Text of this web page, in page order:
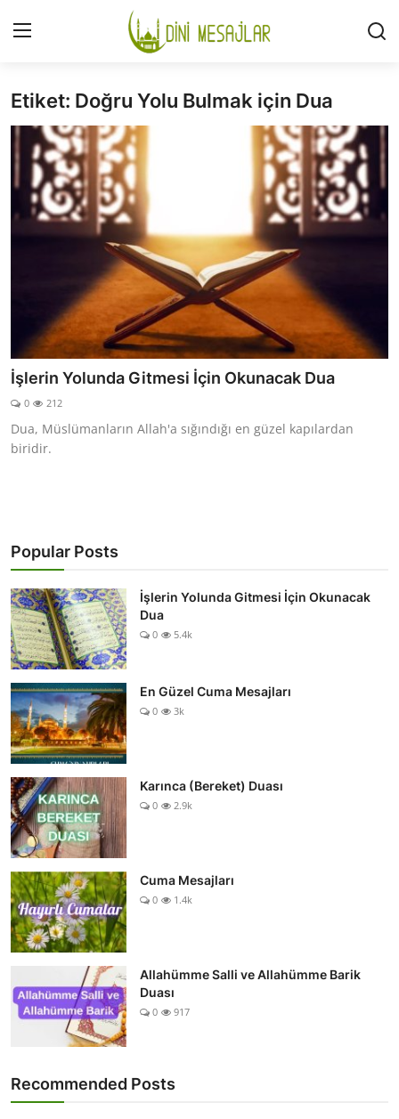
Giriş Kayıt Ol
İLETİŞİM
GÜNDEM
HAKKIMIZDA
DESTEKLİYORUM
SURELER
NAMAZ
DUALAR
KİMDİR?
KISSADAN HİSSE
DİNİ BİLGİLER
Etiket: Doğru Yolu Bulmak için Dua
İşlerin Yolunda Gitmesi İçin Okunacak Dua
0 212
Dua, Müslümanların Allah'a sığındığı en güzel kapılardan
biridir.
Popular Posts
İşlerin Yolunda Gitmesi İçin Okunacak
Dua
0 5.4k
En Güzel Cuma Mesajları
0 3k
Karınca (Bereket) Duası
0 2.9k
Cuma Mesajları
0 1.4k
Allahümme Salli ve Allahümme Barik
Duası
0 917
Recommended Posts